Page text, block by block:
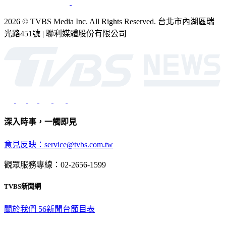
2026 © TVBS Media Inc. All Rights Reserved. 台北市內湖區瑞
光路451號 | 聯利媒體股份有限公司
深入時事，一觸即見
意見反映：service@tvbs.com.tw
觀眾服務專線：02-2656-1599
TVBS新聞網
關於我們 56新聞台節目表